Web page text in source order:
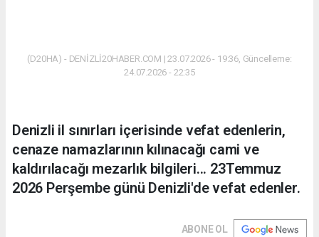
(D20HA) - DENİZLİ20HABER.COM | 23.07.2026 - 19:36, Güncelleme:
24.07.2026 - 22:35
Denizli il sınırları içerisinde vefat edenlerin,
cenaze namazlarının kılınacağı cami ve
kaldırılacağı mezarlık bilgileri... 23Temmuz
2026 Perşembe günü Denizli'de vefat edenler.
ABONE OL